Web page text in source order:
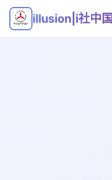
illusion|i社中国